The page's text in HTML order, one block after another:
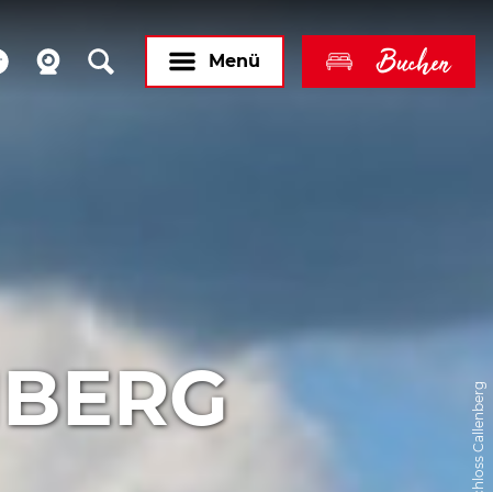
Menü Buchen
© Schloss Callenberg